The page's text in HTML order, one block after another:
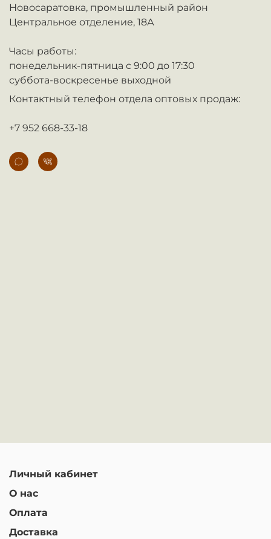
Новосаратовка, промышленный район
Центральное отделение, 18А
Часы работы:
понедельник-пятница с 9:00 до 17:30
суббота-воскресенье выходной
Контактный телефон отдела оптовых продаж:
+7 952 668-33-18
Личный кабинет
О нас
Оплата
Доставка